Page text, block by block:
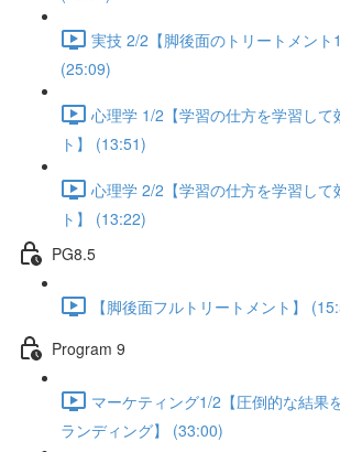
実技 2/2【脚後面のトリートメン
(25:09)
心理学 1/2【学習の仕方を学習して
ト】 (13:51)
心理学 2/2【学習の仕方を学習して
ト】 (13:22)
PG8.5
【脚後面フルトリートメント】
Program 9
マーケティング1/2【圧倒的な結果
ランディング】 (33:00)